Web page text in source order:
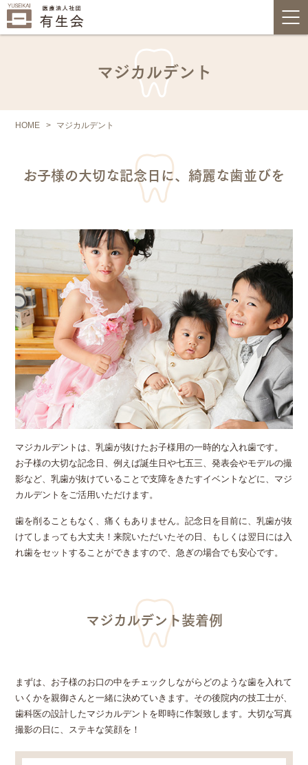
マジカルデント
HOME マジカルデント
お子様の大切な記念日に、綺麗な歯並びを
マジカルデントは、乳歯が抜けたお子様用の一時的な入れ歯です。
お子様の大切な記念日、例えば誕生日や七五三、発表会やモデルの撮
影など、乳歯が抜けていることで支障をきたすイベントなどに、マジ
カルデントをご活用いただけます。
歯を削ることもなく、痛くもありません。記念日を目前に、乳歯が抜
けてしまっても大丈夫！来院いただいたその日、もしくは翌日には入
れ歯をセットすることができますので、急ぎの場合でも安心です。
マジカルデント装着例
まずは、お子様のお口の中をチェックしながらどのような歯を入れて
いくかを親御さんと一緒に決めていきます。その後院内の技工士が、
歯科医の設計したマジカルデントを即時に作製致します。大切な写真
撮影の日に、ステキな笑顔を！